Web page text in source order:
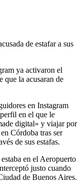
ya activaron el
que la acusaran de
en Instagram
en el que le
digital» y viajar por
Córdoba tras ser
de sus estafas.
en el Aeropuerto
justo cuando
de Buenos Aires.